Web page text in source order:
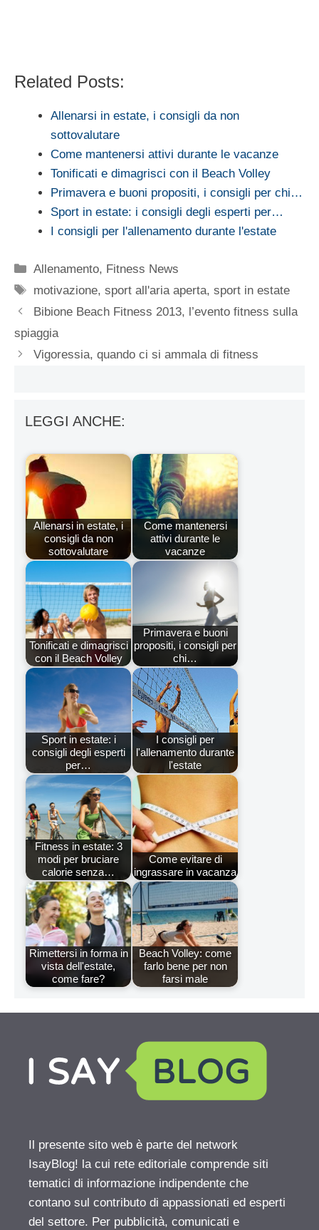
Related Posts:
Allenarsi in estate, i consigli da non
sottovalutare
Come mantenersi attivi durante le vacanze
Tonificati e dimagrisci con il Beach Volley
Primavera e buoni propositi, i consigli per chi…
Sport in estate: i consigli degli esperti per…
I consigli per l'allenamento durante l'estate
Categorie
Allenamento, Fitness News
Tag
motivazione,sport all'aria aperta,sport in estate
Bibione Beach Fitness 2013, l’evento fitness sulla
spiaggia
Vigoressia, quando ci si ammala di fitness
LEGGI ANCHE:
Allenarsi in estate, i
consigli da non
sottovalutare
Come mantenersi
attivi durante le
vacanze
Tonificati e dimagrisci
con il Beach Volley
Primavera e buoni
propositi, i consigli per
chi…
Sport in estate: i
consigli degli esperti
per…
I consigli per
l'allenamento durante
l'estate
Fitness in estate: 3
modi per bruciare
calorie senza…
Come evitare di
ingrassare in vacanza
Rimettersi in forma in
vista dell'estate,
come fare?
Beach Volley: come
farlo bene per non
farsi male
Il presente sito web è parte del network
IsayBlog! la cui rete editoriale comprende siti
tematici di informazione indipendente che
contano sul contributo di appassionati ed esperti
del settore. Per pubblicità, comunicati e